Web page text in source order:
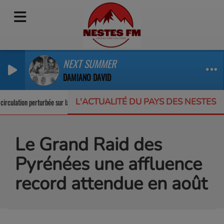
NEXT SUMMER
DAMIANO DAVID
L'ACTUALITÉ DU PAYS DES NESTES
perturbée sur la RD123 Un appel à projets pour protéger la
Le Grand Raid des
Pyrénées une affluence
record attendue en août